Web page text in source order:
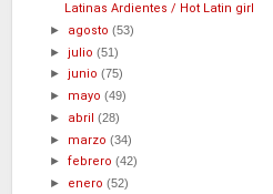
Latinas Ardientes / Hot Latin girl
► agosto(53)
►julio(51)
►junio(75)
► mayo(49)
► abril(28)
► marzo(34)
►febrero(42)
► enero(52)